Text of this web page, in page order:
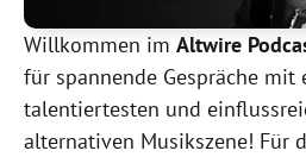
Willkommen im Altwire
für spannende Gespräche mit
talentiertesten und
alternativen Musikszene! Für